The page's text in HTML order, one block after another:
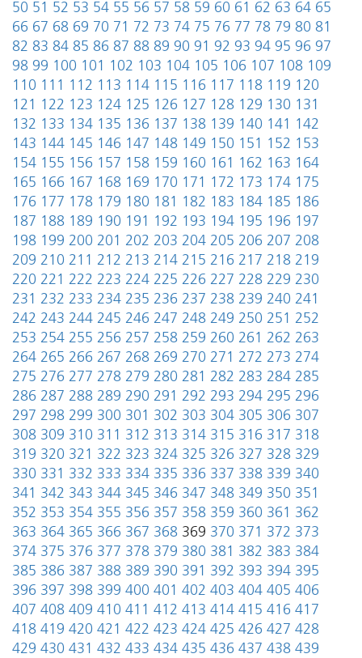
50 51 52 53 54 55 56 57 58 59 60 61 62 63 64 65
66 67 68 69 70 71 72 73 74 75 76 77 78 79 80 81
82 83 84 85 86 87 88 89 90 91 92 93 94 95 96 97
98 99 100 101 102 103 104 105 106 107 108 109
110 111 112 113 114 115 116 117 118 119 120
121 122 123 124 125 126 127 128 129 130 131
132 133 134 135 136 137 138 139 140 141 142
143 144 145 146 147 148 149 150 151 152 153
154 155 156 157 158 159 160 161 162 163 164
165 166 167 168 169 170 171 172 173 174 175
176 177 178 179 180 181 182 183 184 185 186
187 188 189 190 191 192 193 194 195 196 197
198 199 200 201 202 203 204 205 206 207 208
209 210 211 212 213 214 215 216 217 218 219
220 221 222 223 224 225 226 227 228 229 230
231 232 233 234 235 236 237 238 239 240 241
242 243 244 245 246 247 248 249 250 251 252
253 254 255 256 257 258 259 260 261 262 263
264 265 266 267 268 269 270 271 272 273 274
275 276 277 278 279 280 281 282 283 284 285
286 287 288 289 290 291 292 293 294 295 296
297 298 299 300 301 302 303 304 305 306 307
308 309 310 311 312 313 314 315 316 317 318
319 320 321 322 323 324 325 326 327 328 329
330 331 332 333 334 335 336 337 338 339 340
341 342 343 344 345 346 347 348 349 350 351
352 353 354 355 356 357 358 359 360 361 362
363 364 365 366 367 368 369 370 371 372 373
374 375 376 377 378 379 380 381 382 383 384
385 386 387 388 389 390 391 392 393 394 395
396 397 398 399 400 401 402 403 404 405 406
407 408 409 410 411 412 413 414 415 416 417
418 419 420 421 422 423 424 425 426 427 428
429 430 431 432 433 434 435 436 437 438 439